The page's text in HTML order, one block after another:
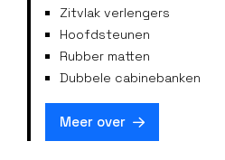
Zitvlak verlengers
Hoofdsteunen
Rubber matten
Dubbele cabinebanken
Meer over